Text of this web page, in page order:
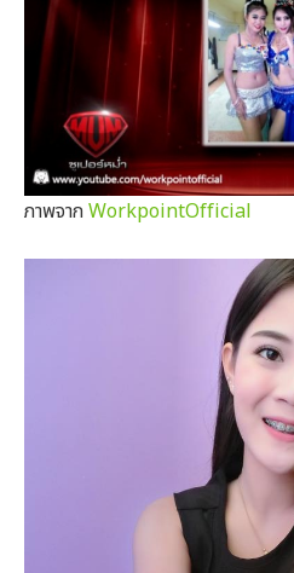
ภาพจาก WorkpointOfficial